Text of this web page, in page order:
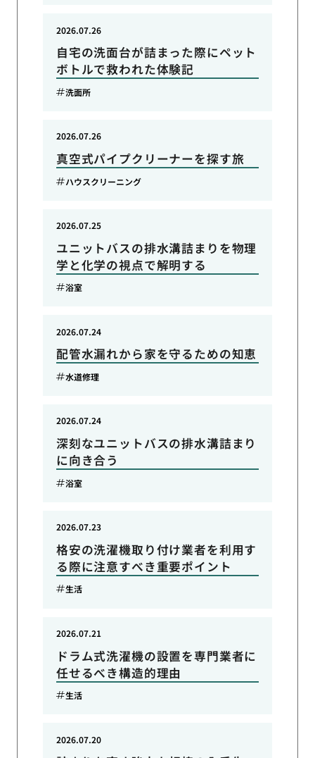
自宅の洗面台が詰まった際にペット
ボトルで救われた体験記
2026.07.26
洗面所
真空式パイプクリーナーを探す旅
2026.07.26
ハウスクリーニング
ユニットバスの排水溝詰まりを物理
学と化学の視点で解明する
2026.07.25
浴室
配管水漏れから家を守るための知恵
2026.07.24
水道修理
深刻なユニットバスの排水溝詰まり
に向き合う
2026.07.24
浴室
格安の洗濯機取り付け業者を利用す
る際に注意すべき重要ポイント
2026.07.23
生活
ドラム式洗濯機の設置を専門業者に
任せるべき構造的理由
2026.07.21
生活
2026.07.20